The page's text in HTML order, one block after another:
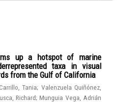
up a hotspot of marine
taxa in visual
from the Gulf of California
Tania; Valenzuela Quiñónez,
Richard;Munguia Vega, Adrián